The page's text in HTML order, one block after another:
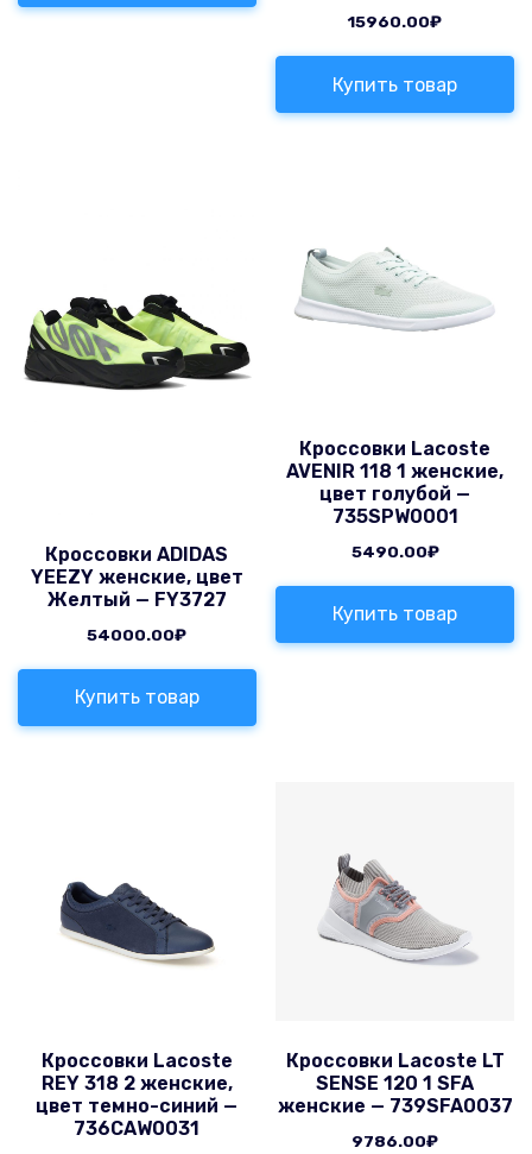
15960.00₽
Купить товар
Кроссовки ADIDAS
YEEZY женские, цвет
Желтый — FY3727
54000.00₽
Купить товар
Кроссовки Lacoste
AVENIR 118 1 женские,
цвет голубой —
735SPW0001
5490.00₽
Купить товар
Кроссовки Lacoste
REY 318 2 женские,
цвет темно-синий —
736CAW0031
Кроссовки Lacoste LT
SENSE 120 1 SFA
женские — 739SFA0037
9786.00₽